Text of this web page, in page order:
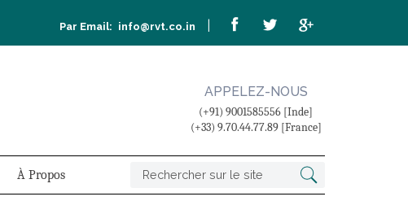
Par Email: info@rvt.co.in
APPELEZ-NOUS
(+91) 9001585556 [Inde]
(+33) 9.70.44.77.89 [France]
À Propos